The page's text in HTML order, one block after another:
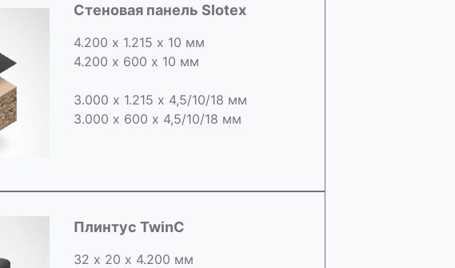
Стеновая панель Slotex
4.200 х 1.215 х 10 мм
4.200 х 600 х 10 мм
3.000 х 1.215 х 4,5/10/18 мм
3.000 х 600 х 4,5/10/18 мм
Плинтус TwinC
32 х 20 х 4.200 мм